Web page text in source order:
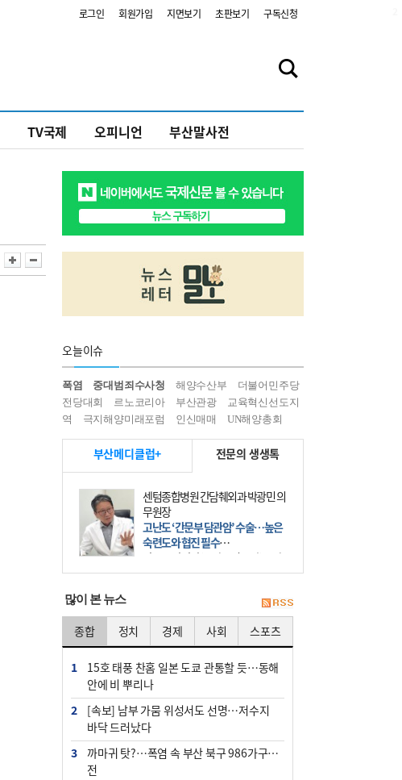
로그인 회원가입 지면보기 초판보기 구독신청
TV국제 오피니언 부산말사전
오늘이슈
폭염 중대범죄수사청 해양수산부
더불어민주당
전당대회
르노코리아 부산관광
교육혁신선도지
역
극지해양미래포럼 인신매매 UN해양총회
부산메디클럽+ 전문의 생생톡
센텀종합병원 간담췌외과 박광민 의
무원장
고난도 ‘간문부 담관암’ 수술…높은
숙련도와 협진 필수
간문부 담관암(클라츠킨 종양)은 좌
우 간에서 나오는, 담관(담즙 배출 경
部)’에 생기는 악성 종양이다. 간동맥
문맥 림프절 담
많이 본 뉴스
종합 정치 경제 사회 스포츠
1
15호 태풍 찬홈 일본 도쿄 관통할 듯…동해
안에 비 뿌리나
2
[속보] 남부 가뭄 위성서도 선명…저수지
바닥 드러났다
3
까마귀 탓?…폭염 속 부산 북구 986가구 정
전